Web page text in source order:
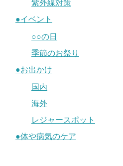
紫外線対策
●イベント
○○の日
季節のお祭り
●お出かけ
国内
海外
レジャースポット
●体や病気のケア